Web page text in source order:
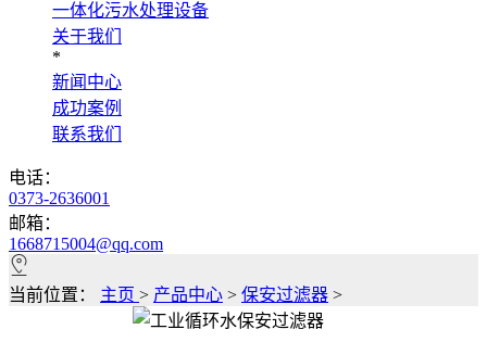
一体化污水处理设备
关于我们
*
新闻中心
成功案例
联系我们
电话：
0373-2636001
邮箱：
1668715004@qq.com
当前位置： 主页 > 产品中心 > 保安过滤器 >